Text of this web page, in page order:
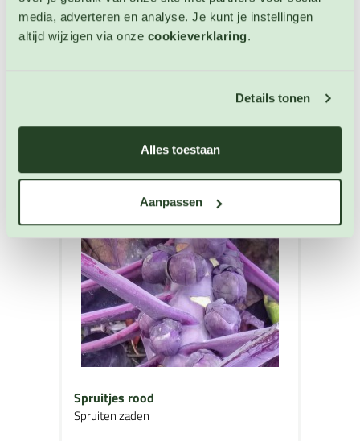
media, adverteren en analyse. Je kunt je instellingen
altijd wijzigen via onze cookieverklaring.
Details tonen
Alles toestaan
Aanpassen
Artikelnummer: 863
€ 3,25
Spruitjes rood
Spruiten zaden